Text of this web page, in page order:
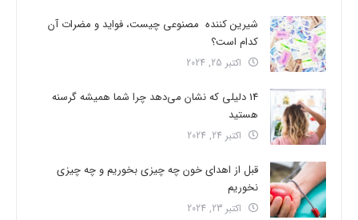
شیرین کننده مصنوعی چیست، فواید و مضرات آن
کدام است؟
اکتبر 25, 2024
14 دلیلی که نشان می‌دهد چرا شما همیشه گرسنه
هستید
اکتبر 24, 2024
قبل از اهدای خون چه چیزی بخوریم و چه چیزی
نخوریم
اکتبر 23, 2024